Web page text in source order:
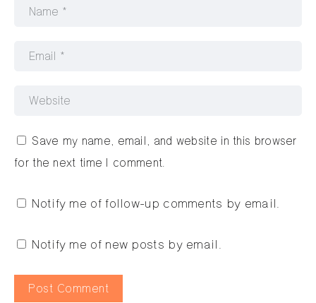
Save my name, email, and website in this browser
for the next time I comment.
Notify me of follow-up comments by email.
Notify me of new posts by email.